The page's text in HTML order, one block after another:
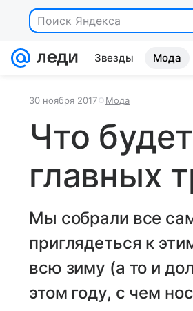
Поиск Яндекса
Звезды Мода
30 ноября 2017 Мода
Что
главных
Мы собрали все
приглядеться к
всю зиму (а то и
этом году, с чем